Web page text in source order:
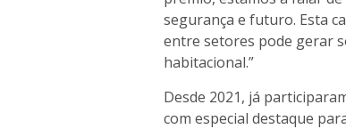
segurança e futuro. Esta
entre setores pode gerar
habitacional.”
Desde 2021, já
com especial destaque